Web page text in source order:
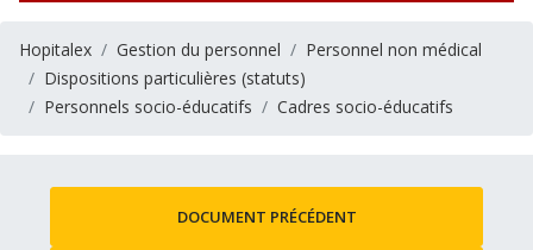
Hopitalex Gestion du personnel
Personnel non médical
Dispositions particulières (statuts)
Personnels socio-éducatifs
Cadres socio-éducatifs
DOCUMENT PRÉCÉDENT